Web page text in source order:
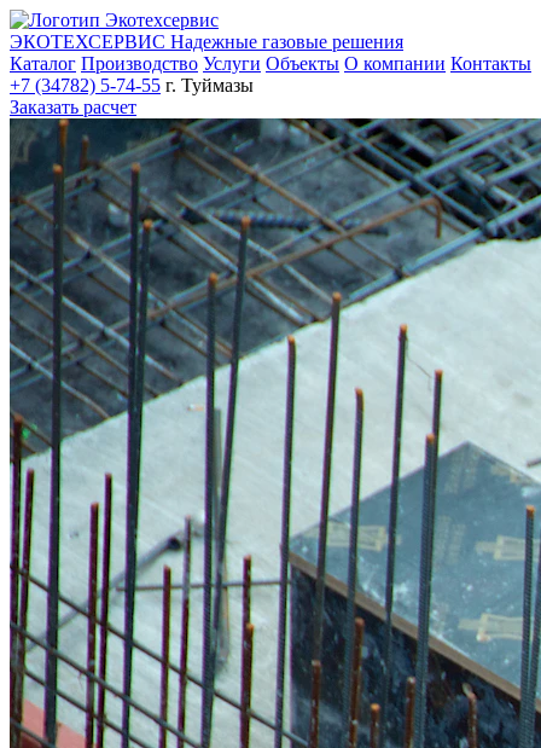
ЭКОТЕХСЕРВИС Надежные газовые решения
Каталог Производство Услуги Объекты О компании Контакты
+7 (34782) 5-74-55 г. Туймазы
Заказать расчет